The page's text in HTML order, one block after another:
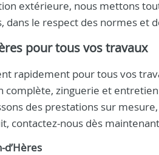
extérieure, nous mettons
dans le respect des normes et
pour tous vos travaux
rapidement pour tous vos
zinguerie et
des prestations sur
contactez-nous dès
d’Hères